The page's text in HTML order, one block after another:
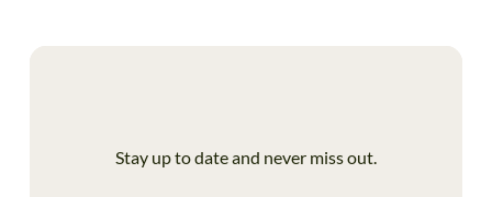
Stay up to date and never miss out.